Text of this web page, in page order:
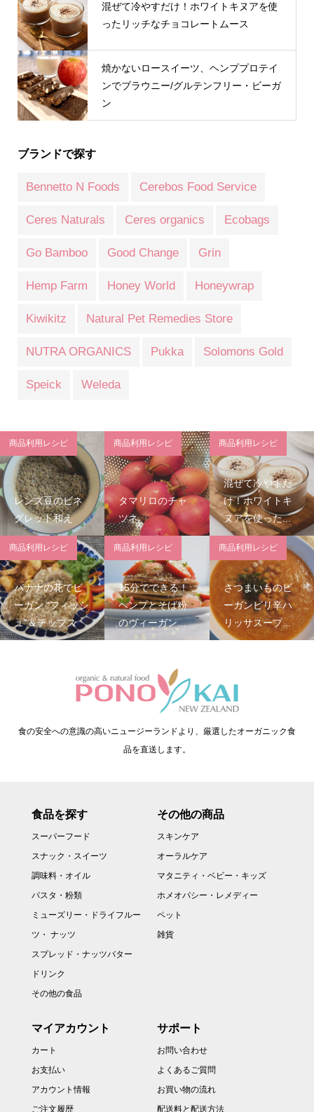
混ぜて冷やすだけ！ホワイトキヌアを使
ったリッチなチョコレートムース
焼かないロースイーツ、ヘンププロテイ
ンでブラウニー/グルテンフリー・ビーガ
ン
ブランドで探す
Bennetto N Foods Cerebos Food Service
Ceres Naturals Ceres organics Ecobags
Go Bamboo Good Change Grin
Hemp Farm Honey World Honeywrap
Kiwikitz Natural Pet Remedies Store
NUTRA ORGANICS Pukka Solomons Gold
Speick Weleda
レンズ豆のビネ
グレット和え
商品利用レシピ
タマリロのチャ
ツネ
商品利用レシピ
混ぜて冷やすだ
け！ホワイトキ
ヌアを使った...
商品利用レシピ
バナナの花でビ
ーガン “フィッシ
ュ”＆チップス
商品利用レシピ
15分でできる！
ヘンプとそば粉
のヴィーガン...
商品利用レシピ
さつまいものビ
ーガンピリ辛ハ
リッサスープ...
商品利用レシピ
食の安全への意識の高いニュージーランドより、厳選したオーガニック食
品を直送します。
食品を探す
スーパーフード
スナック・スイーツ
調味料・オイル
パスタ・粉類
ミューズリー・ドライフルー
ツ・ ナッツ
スプレッド・ナッツバター
ドリンク
その他の食品
その他の商品
スキンケア
オーラルケア
マタニティ・ベビー・キッズ
ホメオパシー・レメディー
ペット
雑貨
マイアカウント
カート
お支払い
アカウント情報
ご注文履歴
サポート
お問い合わせ
よくあるご質問
お買い物の流れ
配送料と配送方法